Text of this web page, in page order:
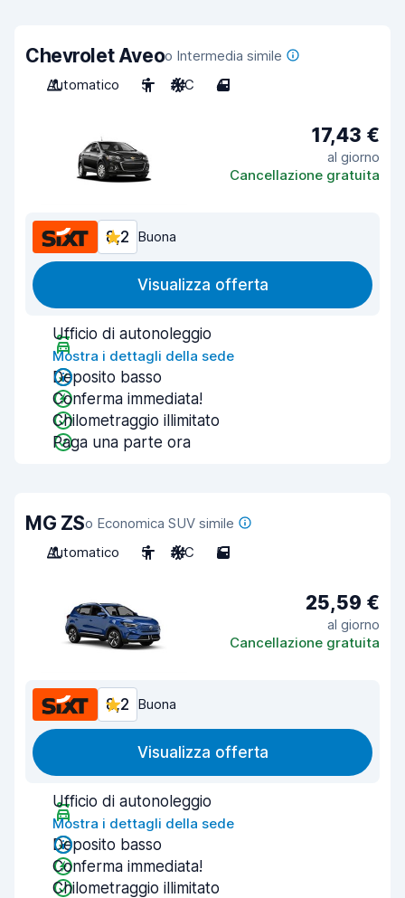
Chevrolet Aveoo Intermedia simile
Automatico
5 A/C 4
17,43 €
al giorno
Cancellazione gratuita
8,2 Buona
Visualizza offerta
Ufficio di autonoleggio
Mostra i dettagli della sede
Deposito basso
Conferma immediata!
Chilometraggio illimitato
Paga una parte ora
MG ZSo Economica SUV simile
Automatico
5 A/C 5
25,59 €
al giorno
Cancellazione gratuita
8,2 Buona
Visualizza offerta
Ufficio di autonoleggio
Mostra i dettagli della sede
Deposito basso
Conferma immediata!
Chilometraggio illimitato